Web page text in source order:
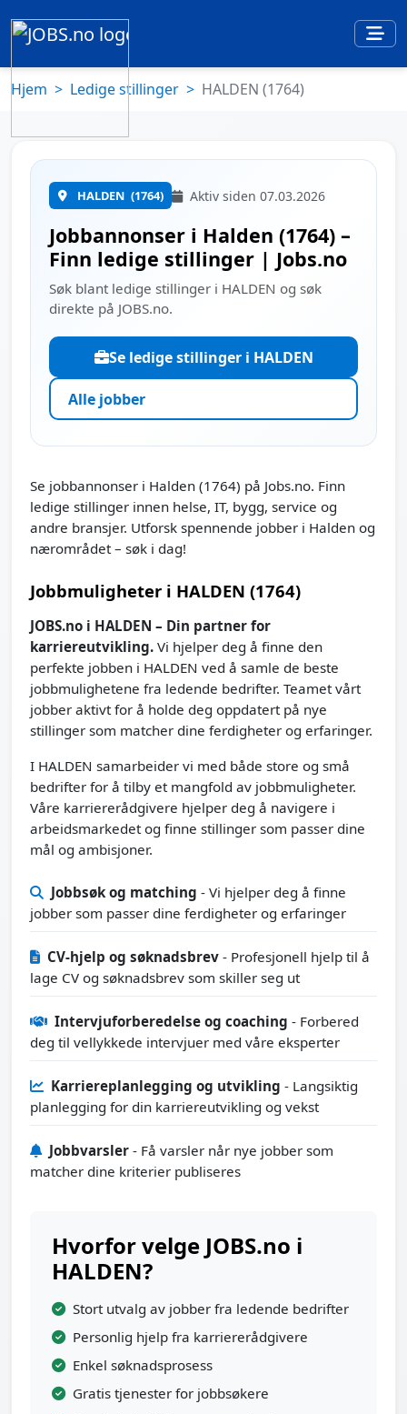
Hjem Ledige stillinger HALDEN (1764)
HALDEN (1764) Aktiv siden 07.03.2026
Jobbannonser i Halden (1764) –
Finn ledige stillinger | Jobs.no
Søk blant ledige stillinger i HALDEN og søk
direkte på JOBS.no.
Se ledige stillinger i HALDEN
Alle jobber
Se jobbannonser i Halden (1764) på Jobs.no. Finn
ledige stillinger innen helse, IT, bygg, service og
andre bransjer. Utforsk spennende jobber i Halden og
nærområdet – søk i dag!
Jobbmuligheter i HALDEN (1764)
JOBS.no i HALDEN – Din partner for
karriereutvikling. Vi hjelper deg å finne den
perfekte jobben i HALDEN ved å samle de beste
jobbmulighetene fra ledende bedrifter. Teamet vårt
jobber aktivt for å holde deg oppdatert på nye
stillinger som matcher dine ferdigheter og erfaringer.
I HALDEN samarbeider vi med både store og små
bedrifter for å tilby et mangfold av jobbmuligheter.
Våre karriererådgivere hjelper deg å navigere i
arbeidsmarkedet og finne stillinger som passer dine
mål og ambisjoner.
Jobbsøk og matching - Vi hjelper deg å finne
jobber som passer dine ferdigheter og erfaringer
CV-hjelp og søknadsbrev - Profesjonell hjelp til å
lage CV og søknadsbrev som skiller seg ut
Intervjuforberedelse og coaching - Forbered
deg til vellykkede intervjuer med våre eksperter
Karriereplanlegging og utvikling - Langsiktig
planlegging for din karriereutvikling og vekst
Jobbvarsler - Få varsler når nye jobber som
matcher dine kriterier publiseres
Hvorfor velge JOBS.no i
HALDEN?
Stort utvalg av jobber fra ledende bedrifter
Personlig hjelp fra karriererådgivere
Enkel søknadsprosess
Gratis tjenester for jobbsøkere